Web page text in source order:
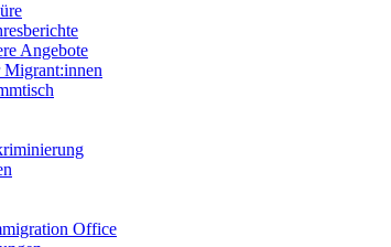
Angebote
Office